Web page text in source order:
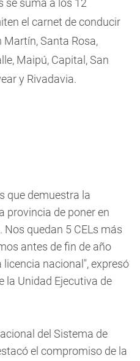
se suma a los 12
el carnet de conducir
Martín, Santa Rosa,
Maipú, Capital, San
y Rivadavia.
que demuestra la
provincia de poner en
quedan 5 CELs más
antes de fin de año
nacional", expresó
la Unidad Ejecutiva de
del Sistema de
el compromiso de la